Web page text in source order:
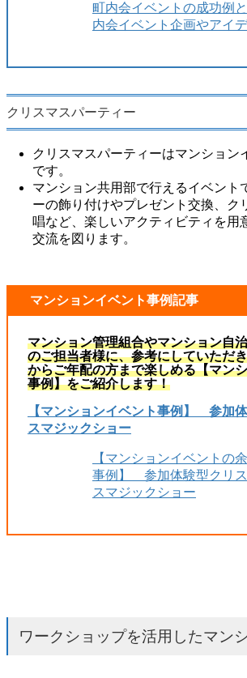
町内会イベントの成功例
内会イベント企画やアイ
クリスマスパーティー
クリスマスパーティーはマンション
です。
マンション共用部で行えるイベント
ーの飾り付けやプレゼント交換、ク
唱など、楽しいアクティビティを用
交流を図ります。
マンションイベント事例記事
マンション管理組合やマンション自
のご担当者様に、参考にしていただ
からご年配の方まで楽しめる【マン
事例】をご紹介します！
【マンションイベント事例】 参加
スマジックショー
【マンションイベントの
事例】 参加体験型クリ
スマジックショー
ワークショップを活用したマン